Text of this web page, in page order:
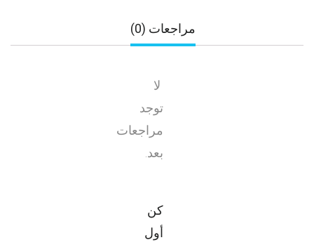
مراجعات (0)
لا
توجد
مراجعات
بعد.
كن
أول